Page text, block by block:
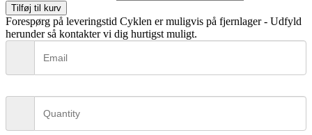
Tilføj til kurv
Forespørg på leveringstid Cyklen er muligvis på fjernlager - Udfyld
herunder så kontakter vi dig hurtigst muligt.